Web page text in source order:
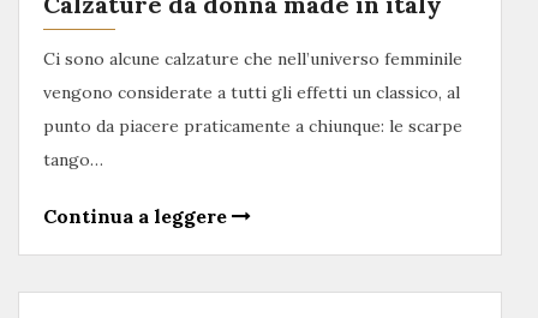
Ci sono alcune calzature che nell’universo femminile
vengono considerate a tutti gli effetti un classico, al
punto da piacere praticamente a chiunque: le scarpe
tango…
Continua a leggere